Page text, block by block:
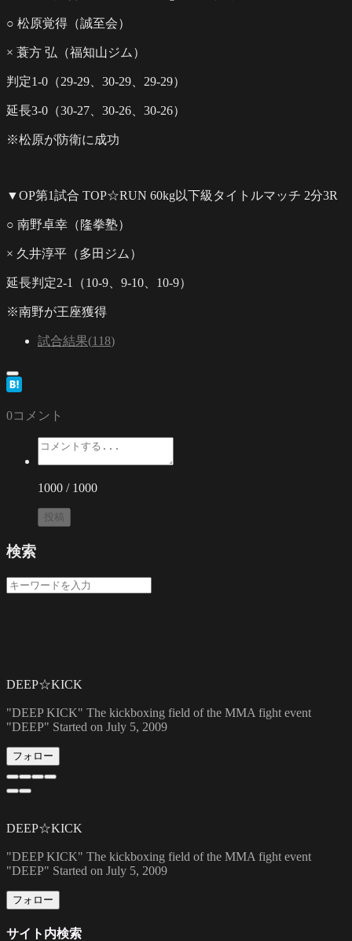
○ 松原覚得（誠至会）
× 蓑方 弘（福知山ジム）
判定1-0（29-29、30-29、29-29）
延長3-0（30-27、30-26、30-26）
※松原が防衛に成功
▼OP第1試合 TOP☆RUN 60kg以下級タイトルマッチ 2分3R
○ 南野卓幸（隆拳塾）
× 久井淳平（多田ジム）
延長判定2-1（10-9、9-10、10-9）
※南野が王座獲得
試合結果(118)
0コメント
1000 / 1000
投稿
検索
DEEP☆KICK
"DEEP KICK" The kickboxing field of the MMA fight event
"DEEP" Started on July 5, 2009
フォロー
DEEP☆KICK
"DEEP KICK" The kickboxing field of the MMA fight event
"DEEP" Started on July 5, 2009
フォロー
サイト内検索